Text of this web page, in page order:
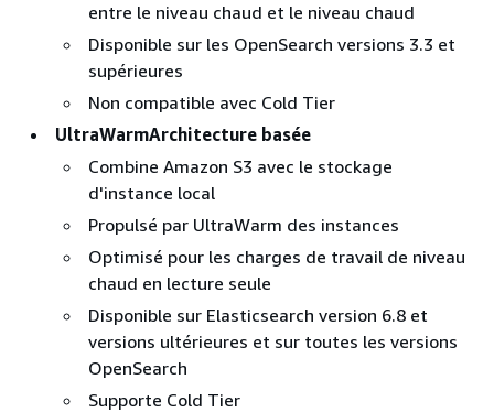
entre le niveau chaud et le niveau chaud
Disponible sur les OpenSearch versions 3.3 et
supérieures
Non compatible avec Cold Tier
UltraWarmArchitecture basée
Combine Amazon S3 avec le stockage
d'instance local
Propulsé par UltraWarm des instances
Optimisé pour les charges de travail de niveau
chaud en lecture seule
Disponible sur Elasticsearch version 6.8 et
versions ultérieures et sur toutes les versions
OpenSearch
Supporte Cold Tier